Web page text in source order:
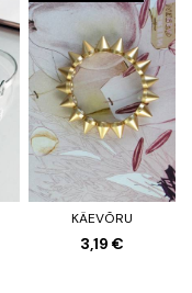
KÄEVÕRU
3,19 €